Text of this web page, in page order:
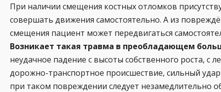
При наличии смещения костных отломков
совершать движения самостоятельно. А из
смещения пациент может передвигаться
Возникает такая травма в преобладающем
неудачное падение с высоты собственного роста,
дорожно-транспортное происшествие, сильный
при таком повреждении следует незамедлительно